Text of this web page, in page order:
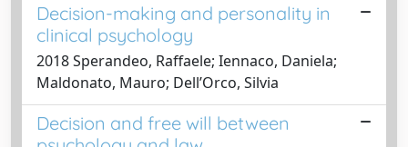
Decision-making and personality in
clinical psychology
2018 Sperandeo, Raffaele; Iennaco, Daniela;
Maldonato, Mauro; Dell’Orco, Silvia
Decision and free will between